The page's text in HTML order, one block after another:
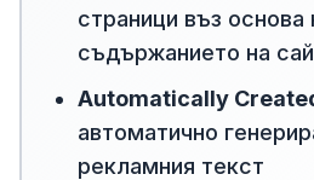
страници въз основа
съдържанието на
Automatically
автоматично
рекламния текст